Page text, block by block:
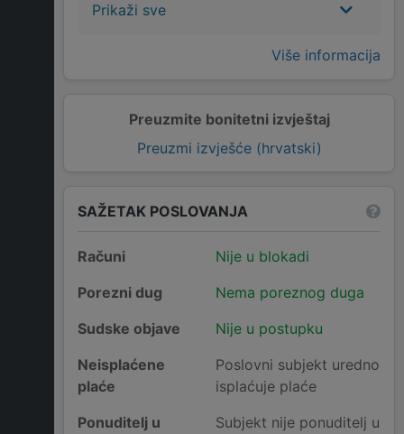
Preuzmite bonitetni izvještaj
Preuzmi izvješće (hrvatski)
Prikaži sve
Više informacija
SAŽETAK POSLOVANJA
Računi
Nije u blokadi
Porezni dug
Nema poreznog duga
Sudske objave
Nije u postupku
Neisplaćene
plaće
Poslovni subjekt uredno
isplaćuje plaće
Ponuditelj u
Subjekt nije ponuditelj u